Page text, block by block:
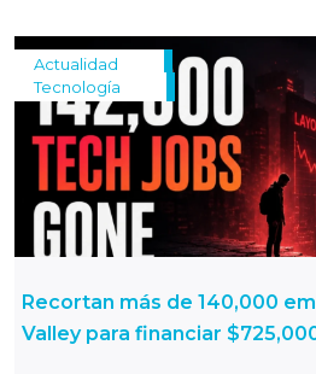
Actualidad
Tecnología
Recortan más de 140,000
Valley para financiar